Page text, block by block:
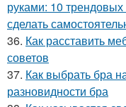
руками: 10
сделать
36. Как расставить
советов
37. Как выбрать бра
разновидности бра